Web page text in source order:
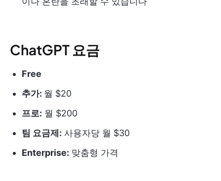
ChatGPT 요금
Free
추가: 월 $20
프로: 월 $200
팀 요금제: 사용자당 월 $30
Enterprise: 맞춤형 가격